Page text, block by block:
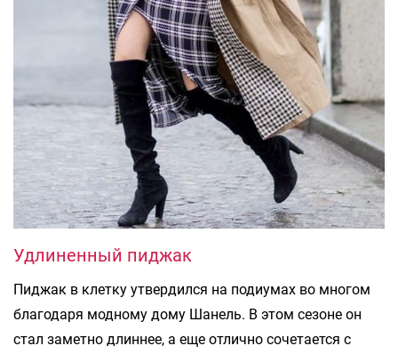
Удлиненный пиджак
Пиджак в клетку утвердился на подиумах во многом
благодаря модному дому Шанель. В этом сезоне он
стал заметно длиннее, а еще отлично сочетается с